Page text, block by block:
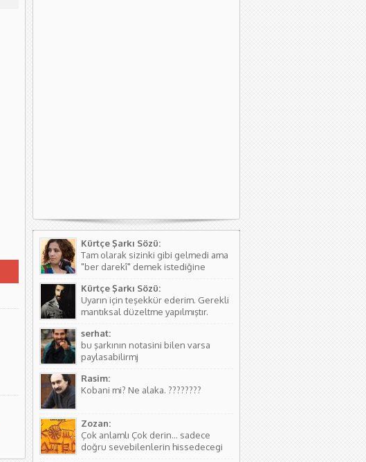
Kürtçe Şarkı Sözü:
Tam olarak sizinki gibi gelmedi ama
"ber darekî" demek istediğine
düzeltmede bulundum. Teşkkürler
Kürtçe Şarkı Sözü:
Uyarın için teşekkür ederim. Gerekli
mantıksal düzeltme yapılmıştır.
serhat:
bu şarkının notasini bilen varsa
paylasabilirmj
Rasim:
Kobani mi? Ne alaka. ????????
Zozan:
Çok anlamlı Çok derin... sadece
doğru sevebilenlerin hissedecegi